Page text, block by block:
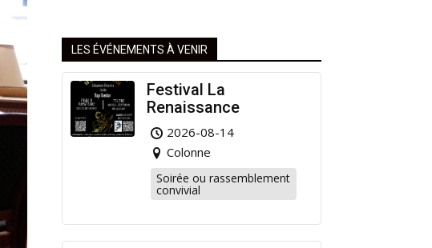
LES ÉVÉNEMENTS À VENIR
Festival La
Renaissance
2026-08-14
Colonne
Soirée ou rassemblement
convivial